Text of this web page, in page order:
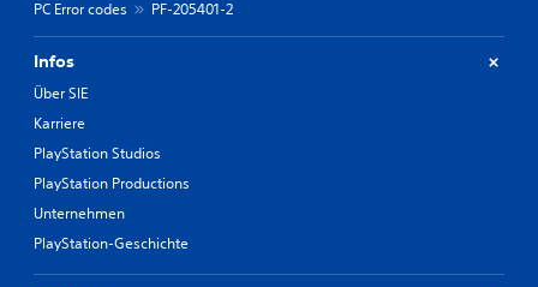
PC Error codes
PF-205401-2
Infos
Über SIE
Karriere
PlayStation Studios
PlayStation Productions
Unternehmen
PlayStation-Geschichte